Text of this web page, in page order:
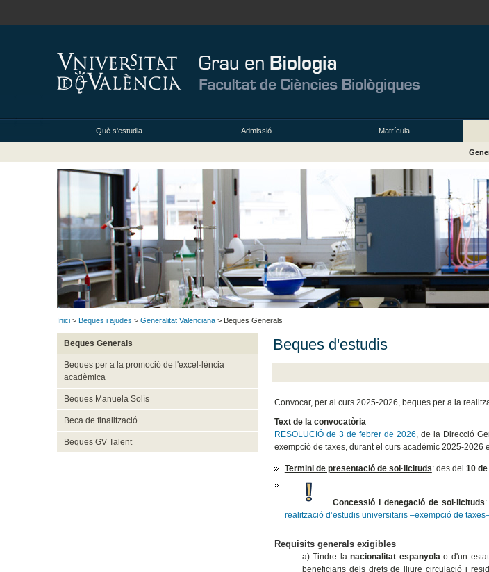
Què s'estudia Admissió Matrícula
Inici > Beques i ajudes > Generalitat Valenciana > Beques Generals
Beques Generals
Beques per a la promoció de l'excel·lència
acadèmica
Beques Manuela Solís
Beca de finalització
Beques GV Talent
Beques d'estudis
Convocar, per al curs 2025-2026, beques per a la
Text de la convocatòria
RESOLUCIÓ de 3 de febrer de 2026 , de la Direcció
exempció de taxes, durant el curs acadèmic 2025-
Termini de presentació de sol·licituds: des del 10
Concessió i denegació de sol·licituds:
realització d’estudis universitaris –exempció de
Requisits generals exigibles
a) Tindre lanacionalitat espanyola o d'un
beneficiaris dels drets de lliure circulació i